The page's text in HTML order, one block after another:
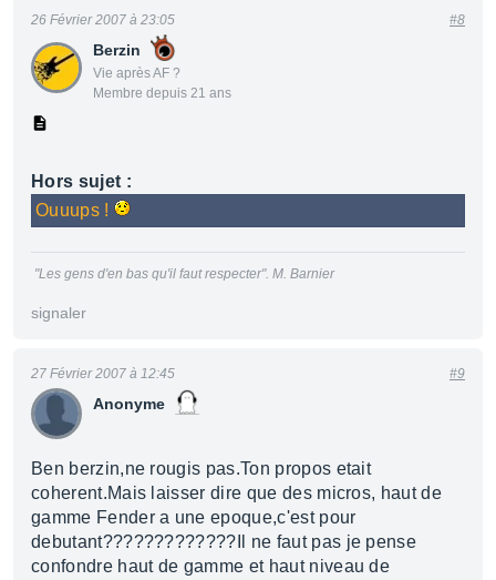
Berzin
Vie après AF ?
Membre depuis 21 ans
26 Février 2007 à 23:05 #8
Hors sujet :
Ouuups !
"Les gens d'en bas qu'il faut respecter". M. Barnier
signaler
Anonyme
27 Février 2007 à 12:45 #9
Ben berzin,ne rougis pas.Ton propos etait
coherent.Mais laisser dire que des micros, haut de
gamme Fender a une epoque,c'est pour
debutant?????????????Il ne faut pas je pense
confondre haut de gamme et haut niveau de